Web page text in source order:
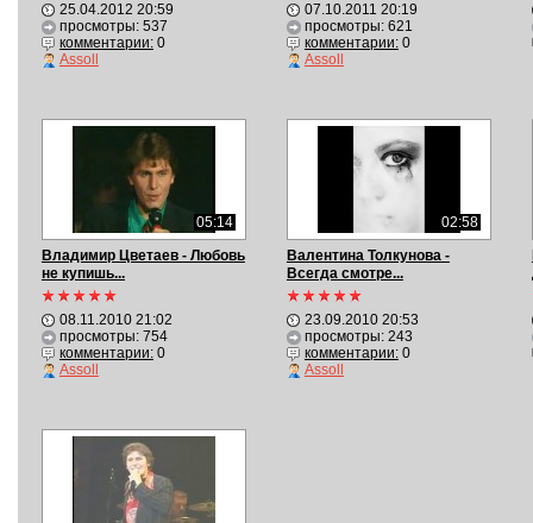
25.04.2012 20:59
просмотры: 537
комментарии:0
Assoll
07.10.2011 20:19
просмотры: 621
комментарии:0
Assoll
05:14
Владимир Цветаев - Любовь
не купишь...
08.11.2010 21:02
просмотры: 754
комментарии:0
Assoll
02:58
Валентина Толкунова -
Всегда смотре...
23.09.2010 20:53
просмотры: 243
комментарии:0
Assoll